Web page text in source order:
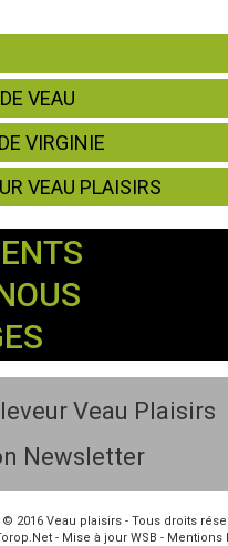
VEAU
VIRGINIE
VEAU PLAISIRS
Veau Plaisirs
Newsletter
© 2016 Veau plaisirs - Tous droits
- Mise à jour WSB - Mentions